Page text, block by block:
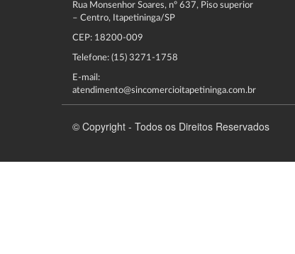
Rua Monsenhor Soares, nº 637, Piso superior
– Centro, Itapetininga/SP
CEP: 18200-009
Telefone: (15) 3271-1758
E-mail:
atendimento@sincomercioitapetininga.com.br
© Copyright - Todos os Direitos Reservados